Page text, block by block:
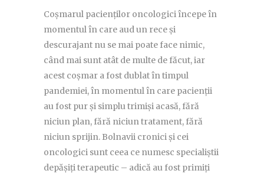
Coșmarul pacienților oncologici începe în
momentul în care aud un rece și
descurajant nu se mai poate face nimic,
când mai sunt atât de multe de făcut, iar
acest coșmar a fost dublat în timpul
pandemiei, în momentul în care pacienții
au fost pur și simplu trimiși acasă, fără
niciun plan, fără niciun tratament, fără
niciun sprijin. Bolnavii cronici și cei
oncologici sunt ceea ce numesc specialiștii
depășiți terapeutic – adică au fost primiți